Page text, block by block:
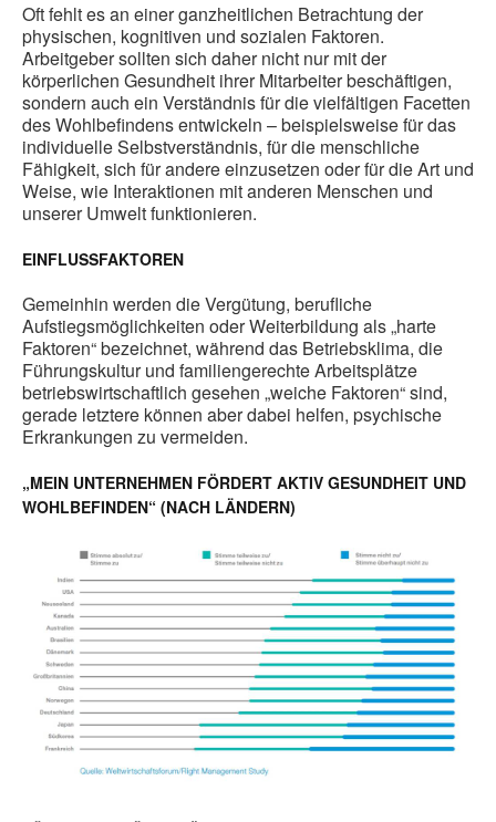
Oft fehlt es an einer ganzheitlichen Betrachtung der
physischen, kognitiven und sozialen Faktoren.
Arbeitgeber sollten sich daher nicht nur mit der
körperlichen Gesundheit ihrer Mitarbeiter beschäftigen,
sondern auch ein Verständnis für die vielfältigen Facetten
des Wohlbefindens entwickeln – beispielsweise für das
individuelle Selbstverständnis, für die menschliche
Fähigkeit, sich für andere einzusetzen oder für die Art und
Weise, wie Interaktionen mit anderen Menschen und
unserer Umwelt funktionieren.
EINFLUSSFAKTOREN
Gemeinhin werden die Vergütung, berufliche
Aufstiegsmöglichkeiten oder Weiterbildung als „harte
Faktoren“ bezeichnet, während das Betriebsklima, die
Führungskultur und familiengerechte Arbeitsplätze
betriebswirtschaftlich gesehen „weiche Faktoren“ sind,
gerade letztere können aber dabei helfen, psychische
Erkrankungen zu vermeiden.
„MEIN UNTERNEHMEN FÖRDERT AKTIV GESUNDHEIT UND
WOHLBEFINDEN“ (NACH LÄNDERN)